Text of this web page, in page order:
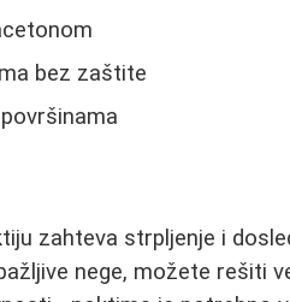
bez zaštite
zahteva strpljenje i
nege, možete rešiti